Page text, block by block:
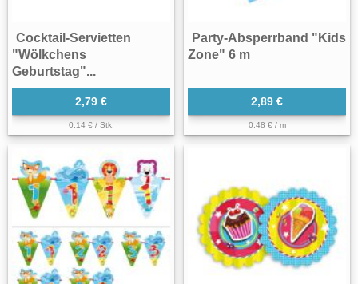
Cocktail-Servietten
"Wölkchens
Geburtstag"...
2,79 €
0,14 € / Stk.
Party-Absperrband "Kids
Zone" 6 m
2,89 €
0,48 € / m